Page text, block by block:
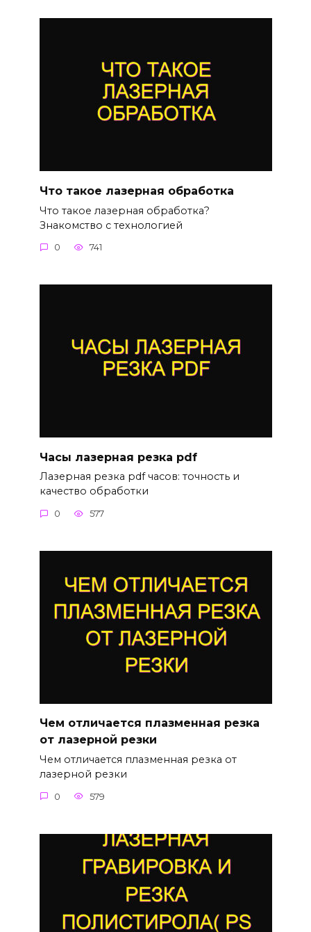
Что такое лазерная обработка
Что такое лазерная обработка?
Знакомство с технологией
0 741
Часы лазерная резка pdf
Лазерная резка pdf часов: точность и
качество обработки
0 577
Чем отличается плазменная резка
от лазерной резки
Чем отличается плазменная резка от
лазерной резки
0 579